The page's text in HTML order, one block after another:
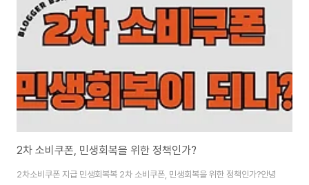
2차 소비쿠폰, 민생회복을 위한 정책인가?
2차소비쿠폰 지급 민생회복복 2차 소비쿠폰, 민생회복을 위한 정책인가?안녕